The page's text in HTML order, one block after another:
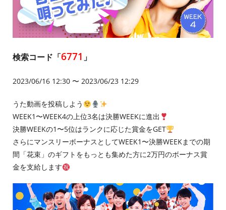
検索コード「6771 」
2023/06/16 12:30 〜 2023/06/23 12:29
うた動画を投稿しよう
WEEK1〜WEEK4の上位3名は決勝WEEKに進出
決勝WEEKの1〜5位はランクに応じた賞金をGET
さらにマンスリーボーナスとしてWEEK1〜決勝WEEKまでの期
間「花束」のギフトをもっとも集めた方に2万円のボーナス賞
金を支給します